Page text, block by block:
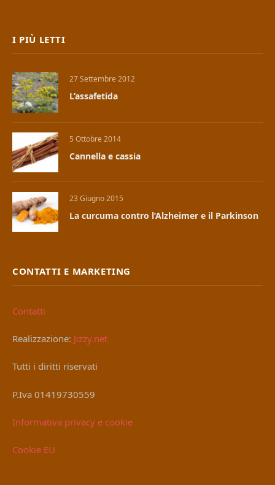
I PIÙ LETTI
27 Settembre 2012
L’assafetida
5 Ottobre 2014
Cannella e cassia
23 Giugno 2015
La curcuma contro l’Alzheimer e il Parkinson
CONTATTI E MARKETING
Contatti
Realizzazione: Jizzy.net
Tutti i diritti riservati
P.Iva 01419730559
Informativa privacy e cookie
Cookie EU